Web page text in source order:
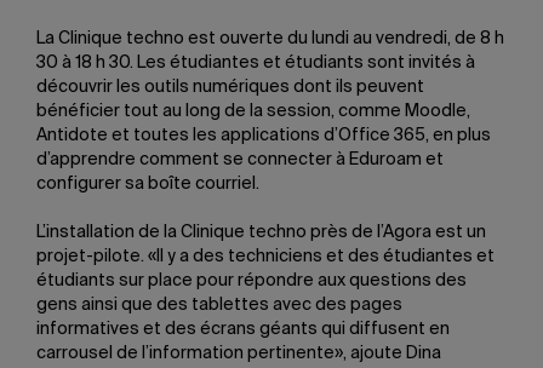
La Clinique techno est ouverte du lundi au vendredi, de 8 h
30 à 18 h 30. Les étudiantes et étudiants sont invités à
découvrir les outils numériques dont ils peuvent
bénéficier tout au long de la session, comme Moodle,
Antidote et toutes les applications d’Office 365, en plus
d’apprendre comment se connecter à Eduroam et
configurer sa boîte courriel.
L’installation de la Clinique techno près de l’Agora est un
projet-pilote. «Il y a des techniciens et des étudiantes et
étudiants sur place pour répondre aux questions des
gens ainsi que des tablettes avec des pages
informatives et des écrans géants qui diffusent en
carrousel de l’information pertinente», ajoute Dina